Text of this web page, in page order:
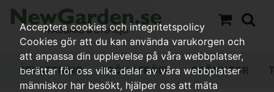
BEVATTNING FRÖN / FRÖER GRÖNYTOR
Acceptera cookies och integritetspolicy
Cookies gör att du kan använda varukorgen och
att anpassa din upplevelse på våra webbplatser,
berättar för oss vilka delar av våra webbplatser
människor har besökt, hjälper oss att mäta